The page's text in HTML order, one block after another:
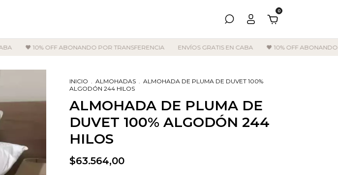
0
🖤 10% OFF ABONANDO POR TRANSFERENCIA ENVÍOS GRATIS EN CABA 🖤 10% OFF ABONANDO
INICIO . ALMOHADAS . ALMOHADA DE PLUMA DE DUVET 100%
ALGODÓN 244 HILOS
ALMOHADA DE PLUMA DE
DUVET 100% ALGODÓN 244
HILOS
$63.564,00